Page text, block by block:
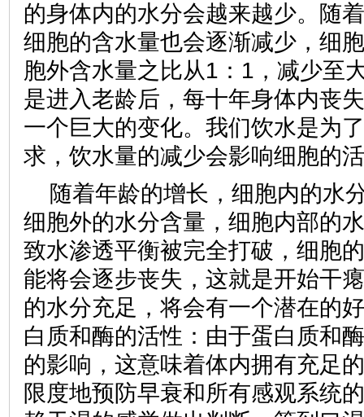
的身体内的水分会越来越少。随
细胞的含水量也会逐渐减少，细
胞外含水量之比从1：1，减少至
是进入老龄后，每十年身体内丧
一个巨大的变化。我们饮水是为
求，饮水量的减少会影响细胞
随着年龄的增长，细胞内的水
细胞外的水分含量，细胞内部的
致水渗透平衡被完全打破，细胞
能将会逐步丧失，这就是开始干
的水分充足，将会有一个潜在的
白质和酶的活性：由于蛋白质和
的影响，这意味着体内拥有充足
限度地预防早衰和所有感观系统